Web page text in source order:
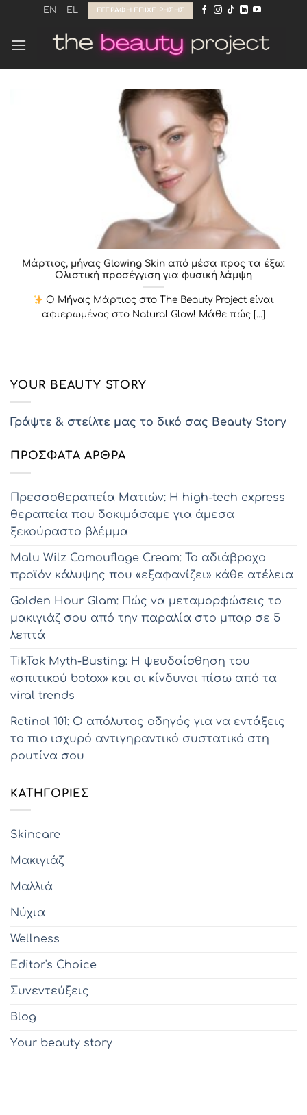
Μετάβαση
περιεχόμενο
EN EL ΕΓΓΡΑΦΉ ΕΠΙΧΕΊΡΗΣΗΣ
Μάρτιος, μήνας Glowing Skin από μέσα προς τα έξω:
Ολιστική προσέγγιση για φυσική λάμψη
Ο Μήνας Μάρτιος στο The Beauty Project είναι
αφιερωμένος στο Natural Glow! Μάθε πώς [...]
YOUR BEAUTY STORY
Γράψτε & στείλτε μας το δικό σας Beauty Story
ΠΡΌΣΦΑΤΑ ΆΡΘΡΑ
Πρεσσοθεραπεία Ματιών: Η high-tech express
θεραπεία που δοκιμάσαμε για άμεσα
ξεκούραστο βλέμμα
Malu Wilz Camouflage Cream: Το αδιάβροχο
προϊόν κάλυψης που «εξαφανίζει» κάθε ατέλεια
Golden Hour Glam: Πώς να μεταμορφώσεις το
μακιγιάζ σου από την παραλία στο μπαρ σε 5
λεπτά
TikTok Myth-Busting: Η ψευδαίσθηση του
«σπιτικού botox» και οι κίνδυνοι πίσω από τα
viral trends
Retinol 101: Ο απόλυτος οδηγός για να εντάξεις
το πιο ισχυρό αντιγηραντικό συστατικό στη
ρουτίνα σου
KΑΤΗΓΟΡΊΕΣ
Skincare
Μακιγιάζ
Μαλλιά
Νύχια
Wellness
Editor's Choice
Συνεντεύξεις
Blog
Υour beauty story